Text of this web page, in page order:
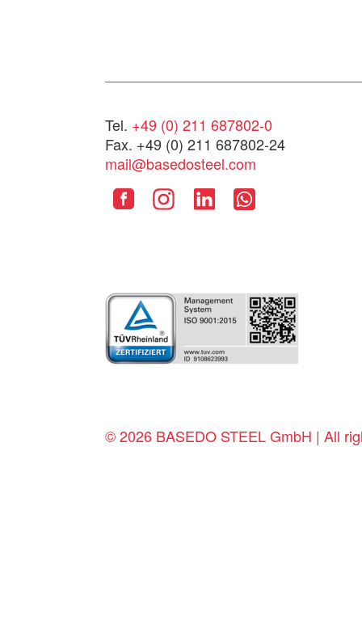
Tel. +49 (0) 211 687802-0
Fax. +49 (0) 211 687802-24
mail@basedosteel.com
© 2026 BASEDO STEEL GmbH | All